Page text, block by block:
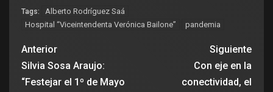
Tags:
Alberto Rodríguez Saá
Hospital “Viceintendenta Verónica Bailone”
pandemia
Anterior
Silvia Sosa Araujo:
“Festejar el 1º de Mayo
Siguiente
Con eje en la
conectividad, el